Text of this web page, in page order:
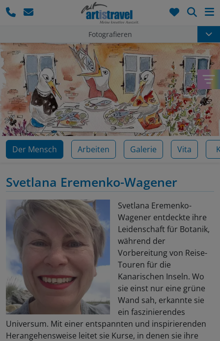
Fotografieren
Der Mensch Arbeiten Galerie Vita
Svetlana Eremenko-Wagener
Svetlana Eremenko-
Wagener entdeckte ihre
Leidenschaft für Botanik,
während der
Vorbereitung von Reise-
Touren für die
Kanarischen Inseln. Wo
sie einst nur eine grüne
Wand sah, erkannte sie
ein faszinierendes
Universum. Mit einer entspannten und inspirierenden
Herangehensweise leitet sie Kurse, in denen sie ihre